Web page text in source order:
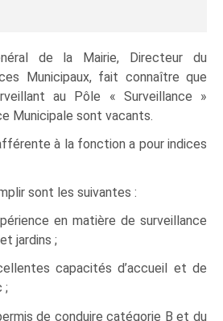
de la Mairie, Directeur du
Municipaux, fait connaître que
au Pôle « Surveillance »
Municipale sont vacants.
à la fonction a pour indices
sont les suivantes :
en matière de surveillance
jardins ;
capacités d’accueil et de
;
de conduire catégorie B et du